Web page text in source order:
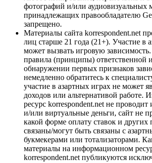
фотографий и/или аудиовизуальных
принадлежащих правообладателю
запрещено.
Материалы сайта korrespondent.net
лиц старше 21 года (21+). Участие в
может вызвать игровую
правила (принципы) ответственной
обнаружении первых признаков
немедленно обратитесь к
участие в азартных играх не может
доходов или альтернативой
ресурс korrespondent.net не
и/или виртуальные деньги, сайт не
какой форме оплату ставок и других
связаны/могут быть связаны с
букмекерами или тотализаторами.
материалы на информационном
korrespondent.net публикуются